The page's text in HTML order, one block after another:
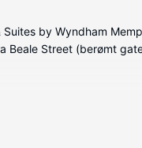
Suites by Wyndham
Beale Street (berømt
de 120 gjesterommene,